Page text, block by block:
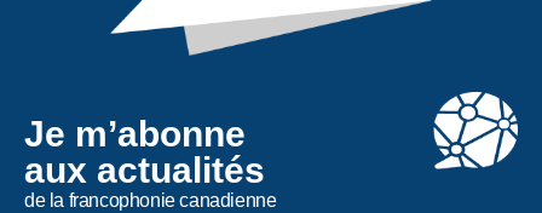
Je m’abonne
aux actualités
de la francophonie canadienne